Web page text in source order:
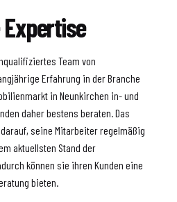
Team von
Erfahrung in der Branche
in Neunkirchen in- und
daher bestens beraten. Das
seine Mitarbeiter regelmäßig
aktuellsten Stand der
können sie ihren Kunden eine
bieten.